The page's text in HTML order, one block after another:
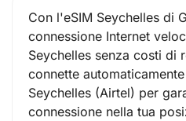
Con l'eSIM Seychelles di
connessione Internet
Seychelles senza costi di
connette
Seychelles (Airtel) per
connessione nella tua